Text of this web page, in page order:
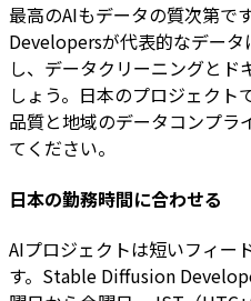
最高のAIもデータの質次第で
Developersが代表的なデー
し、データクリーニングとド
しょう。日本のプロジェクト
品質と地域のデータコンプラ
てください。
日本の勤務時間に合わせる
AIプロジェクトは短いフィー
す。Stable Diffusion